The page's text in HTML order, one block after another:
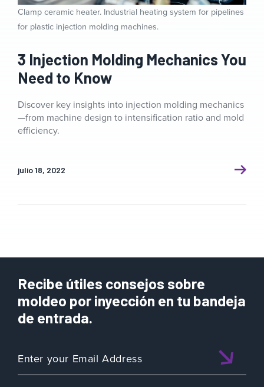
Clamp ceramic heater. Industrial heating system for pipelines
for plastic injection molding machines.
3 Injection Molding Mechanics You
Need to Know
Discover key insights into injection molding mechanics
—from machine design to intensification ratio and mold
efficiency.
julio 18, 2022
Recibe útiles consejos sobre
moldeo por inyección en tu bandeja
de entrada.